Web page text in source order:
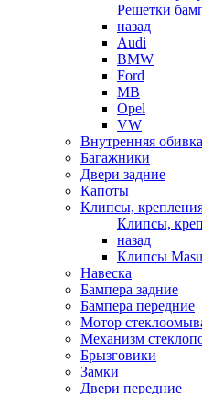
Решетки
назад
Audi
BMW
Ford
MB
Opel
VW
Внутренняя обивка
Багажники
Двери задние
Капоты
Клипсы,
Клипсы,
назад
Клипсы
Навеска
Бампера задние
Бампера передние
Мотор
Механизм
Брызговики
Замки
Двери передние